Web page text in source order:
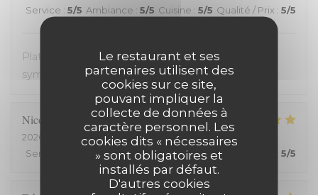
Le restaurant et ses
partenaires utilisent des
cookies sur ce site,
pouvant impliquer la
collecte de données à
caractère personnel. Les
cookies dits « nécessaires
» sont obligatoires et
installés par défaut.
D'autres cookies
Service : 5/5 Ambiance : 5/5 Cuisine : 5/5 Qualité / Prix : 5/5
Plats avec des produits frais. Très bon. Accueil très
sympathique. Service efficace. On en redemande !
Nicolas
2026-08-03
- 19:15 - Couverts 2
Service
Ambiance :5/5 Cuisine:5/5 Qualité / Prix 5/5